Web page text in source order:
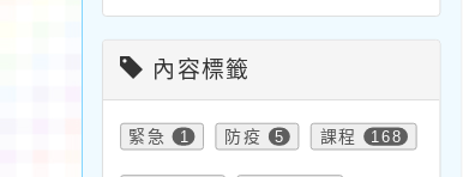
內容標籤
緊急 1 防疫 5 課程 168